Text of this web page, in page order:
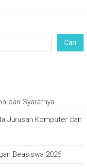
Cari
dan Syaratnya
Jurusan Komputer dan
Beasiswa 2026